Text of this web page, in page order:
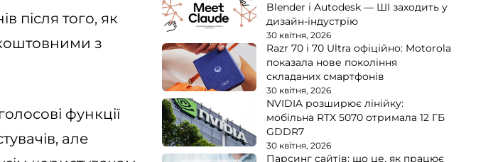
після того, як
з
функції
але
Blender і Autodesk — ШІ заходить у
дизайн-індустрію
30 квітня, 2026
Razr 70 і 70 Ultra офіційно: Motorola
показала нове покоління
складаних смартфонів
30 квітня, 2026
NVIDIA розширює лінійку:
мобільна RTX 5070 отримала 12 ГБ
GDDR7
30 квітня, 2026
Парсинг сайтів: що це, як працює